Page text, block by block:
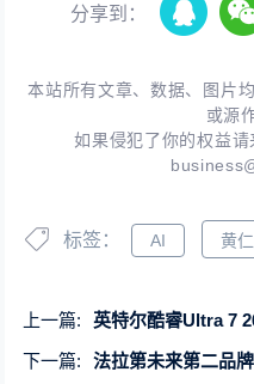
分享到：
本站所有文章、数据、图片
或源
如果侵犯了你的权益请
标签： AI 黄
上一篇:
英特尔酷睿Ultra 7
下一篇:
法拉第未来第二品牌FX任